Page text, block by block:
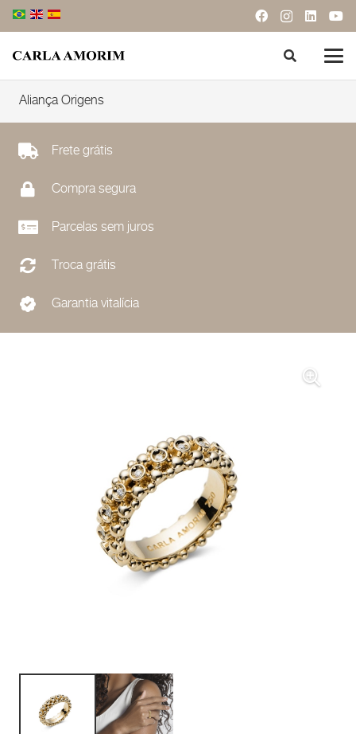
Aliança Origens
Frete grátis
Compra segura
Parcelas sem juros
Troca grátis
Garantia vitalícia